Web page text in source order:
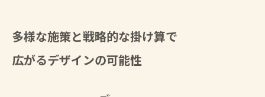
多様な施策と戦略的な掛け算で
広がるデザインの可能性